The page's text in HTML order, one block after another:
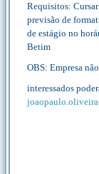
Requisitos:
previsão de
de estágio no
Betim
OBS: Empresa
interessados